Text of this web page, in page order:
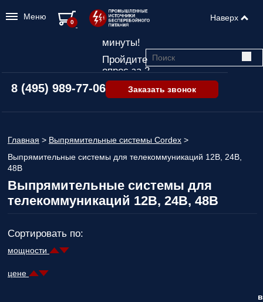
8 (495) 989-77-06 Заказать звонок
Главная > Выпрямительные системы Cordex >
Выпрямительные системы для телекоммуникаций 12В, 24В,
48В
Выпрямительные системы для
телекоммуникаций 12В, 24В, 48В
Сортировать по:
мощности
цене
Меню Наверх
0
Подбор ИБП
минуты!
Пройдите
опрос за 2
минуты
и узнайте,
какой ИБП
опрос и вы
Список
рекомендованных